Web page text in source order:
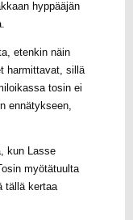
hyppääjän
etenkin näin
harmittavat, sillä
tosin ei
ennätykseen,
kun Lasse
myötätuulta
tällä kertaa